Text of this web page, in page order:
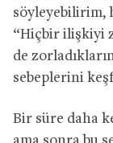
“Hiçbir ilişkiyi
de
sebeplerini
Bir süre daha